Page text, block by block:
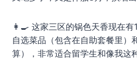
👩‍🍳 这家三区的锅色天香现在
自选菜品（包含在自助套餐里）
算），非常适合留学生和像我这